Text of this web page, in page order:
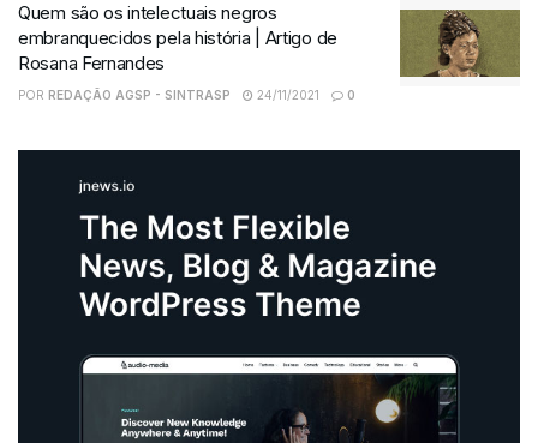
Quem são os intelectuais negros
embranquecidos pela história | Artigo de
Rosana Fernandes
POR REDAÇÃO AGSP - SINTRASP 24/11/2021 0